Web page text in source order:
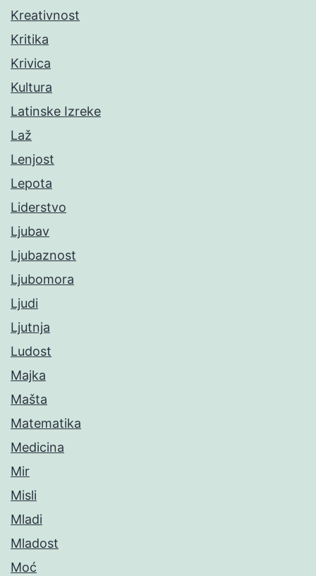
Kreativnost
Kritika
Krivica
Kultura
Latinske Izreke
Laž
Lenjost
Lepota
Liderstvo
Ljubav
Ljubaznost
Ljubomora
Ljudi
Ljutnja
Ludost
Majka
Mašta
Matematika
Medicina
Mir
Misli
Mladi
Mladost
Moć